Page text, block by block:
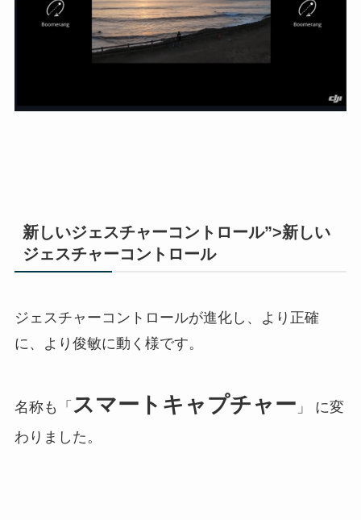
新しいジェスチャーコントロール”>新しい
ジェスチャーコントロール
ジェスチャーコントロールが進化し、より正確
に、より俊敏に動く様です。
名称も「 スマートキャプチャー 」 に変
わりました。